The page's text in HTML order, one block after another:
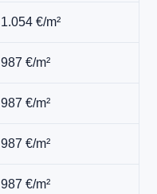
1.054 €/m²
987 €/m²
987 €/m²
987 €/m²
987 €/m²